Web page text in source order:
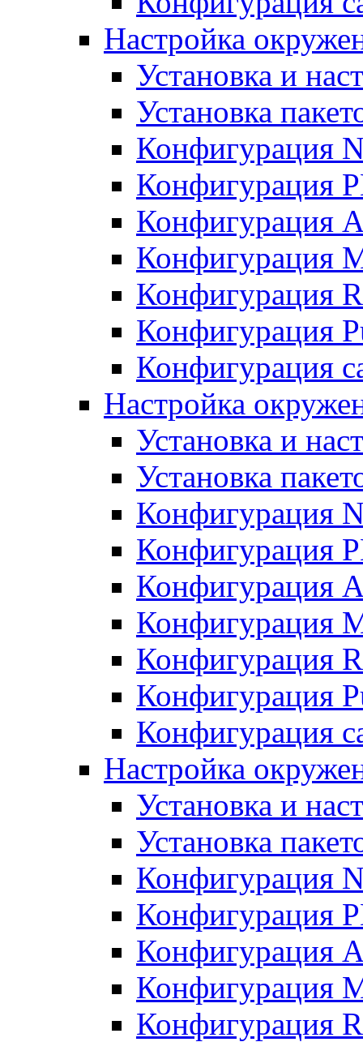
Настройка
Установка и
Установка
Конфигурация
Конфигурация
Конфигурация
Конфигурация
Конфигурация
Конфигурация
Конфигурация
Настройка
Установка и
Установка
Конфигурация
Конфигурация
Конфигурация
Конфигурация
Конфигурация
Конфигурация
Конфигурация
Настройка
Установка и
Установка
Конфигурация
Конфигурация
Конфигурация
Конфигурация
Конфигурация